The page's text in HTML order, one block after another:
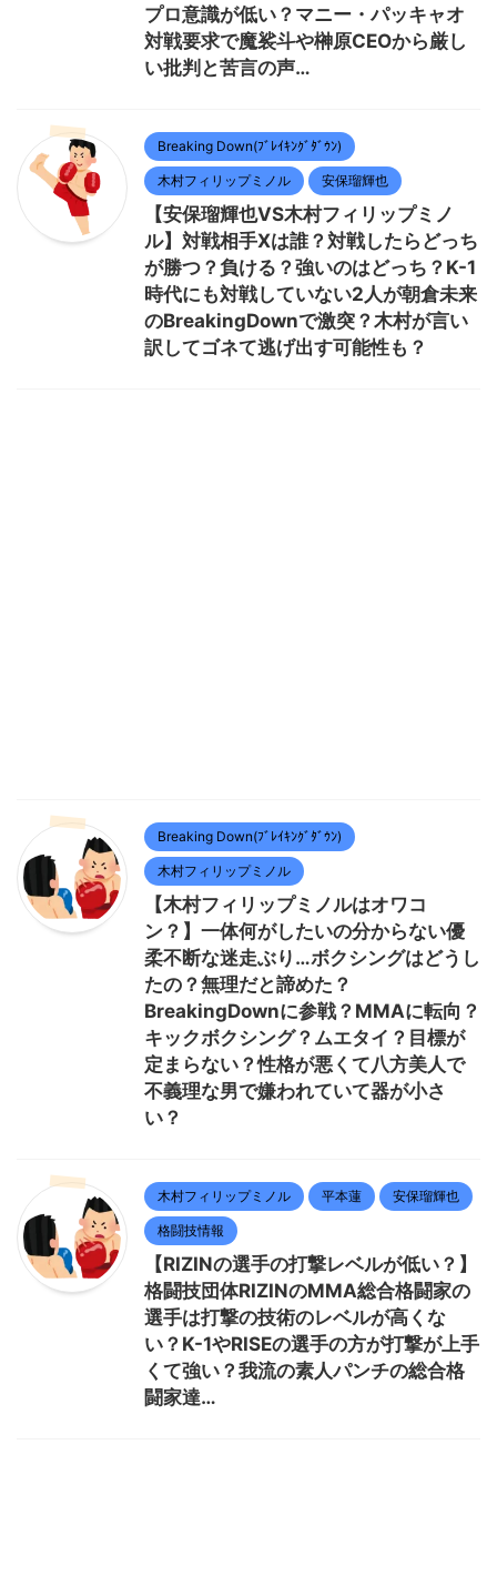
プロ意識が低い？マニー・パッキャオ
対戦要求で魔裟斗や榊原CEOから厳し
い批判と苦言の声…
Breaking Down(ﾌﾞﾚｲｷﾝｸﾞﾀﾞｳﾝ)
木村フィリップミノル 安保瑠輝也
【安保瑠輝也VS木村フィリップミノ
ル】対戦相手Xは誰？対戦したらどっち
が勝つ？負ける？強いのはどっち？K-1
時代にも対戦していない2人が朝倉未来
のBreakingDownで激突？木村が言い
訳してゴネて逃げ出す可能性も？
Breaking Down(ﾌﾞﾚｲｷﾝｸﾞﾀﾞｳﾝ)
木村フィリップミノル
【木村フィリップミノルはオワコ
ン？】一体何がしたいの分からない優
柔不断な迷走ぶり…ボクシングはどうし
たの？無理だと諦めた？
BreakingDownに参戦？MMAに転向？
キックボクシング？ムエタイ？目標が
定まらない？性格が悪くて八方美人で
不義理な男で嫌われていて器が小さ
い？
木村フィリップミノル 平本蓮 安保瑠輝也
格闘技情報
【RIZINの選手の打撃レベルが低い？】
格闘技団体RIZINのMMA総合格闘家の
選手は打撃の技術のレベルが高くな
い？K-1やRISEの選手の方が打撃が上手
くて強い？我流の素人パンチの総合格
闘家達…